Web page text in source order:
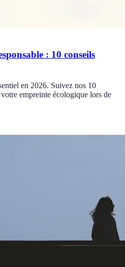
: 10 conseils
en 2026. Suivez nos 10
empreinte écologique lors de